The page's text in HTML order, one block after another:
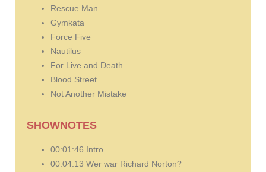
Rescue Man
Gymkata
Force Five
Nautilus
For Live and Death
Blood Street
Not Another Mistake
SHOWNOTES
00:01:46 Intro
00:04:13 Wer war Richard Norton?